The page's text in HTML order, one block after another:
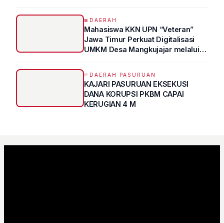
DAERAH
Mahasiswa KKN UPN “Veteran”
Jawa Timur Perkuat Digitalisasi
UMKM Desa Mangkujajar melalui
DAERAH PASURUAN
KAJARI PASURUAN EKSEKUSI
DANA KORUPSI PKBM CAPAI
KERUGIAN 4 M